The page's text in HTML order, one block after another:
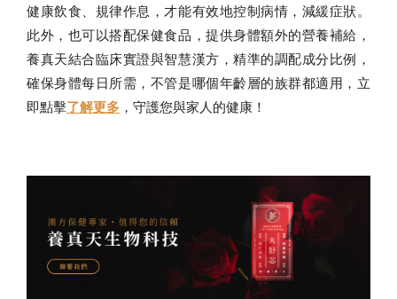
健康飲食、規律作息，才能有效地控制病情，減緩症狀。
此外，也可以搭配保健食品，提供身體額外的營養補給，
養真天結合臨床實證與智慧漢方，精準的調配成分比例，
確保身體每日所需，不管是哪個年齡層的族群都適用，立
即點擊了解更多 ，守護您與家人的健康！